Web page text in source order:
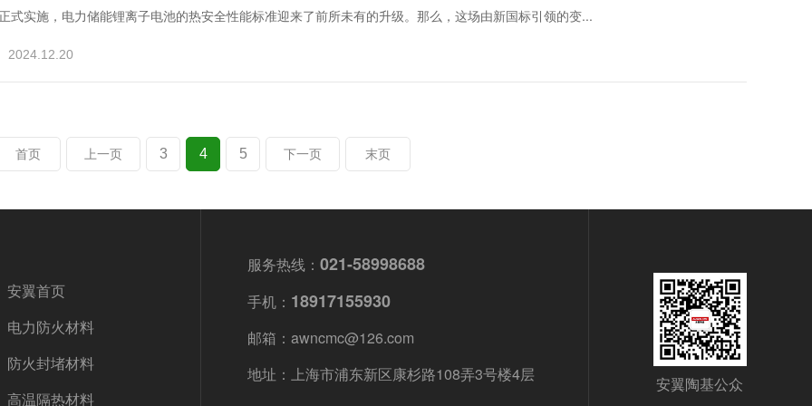
式实施，电力储能锂离子电池的热安全性能标准迎来了前所未有的升级。那么，这场由新国标引领的变...
2024.12.20
首页 上一页 3 4 5 下一页 末页
安翼首页
电力防火材料
防火封堵材料
高温隔热材料
服务热线： 021-58998688
手机： 18917155930
邮箱：awncmc@126.com
地址：上海市浦东新区康杉路108弄3号楼4层
安翼陶基公众